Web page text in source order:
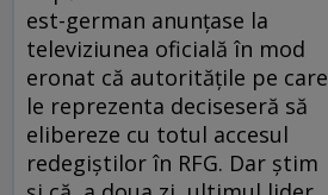
est-german anunţase la
televiziunea oficială în mod
eronat că autorităţile pe care
le reprezenta deciseseră să
elibereze cu totul accesul
redegiştilor în RFG. Dar ştim